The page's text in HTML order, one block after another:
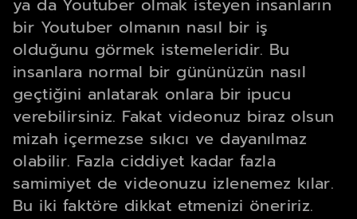
ya da Youtuber olmak isteyen insanların
bir Youtuber olmanın nasıl bir iş
olduğunu görmek istemeleridir. Bu
insanlara normal bir gününüzün nasıl
geçtiğini anlatarak onlara bir ipucu
verebilirsiniz. Fakat videonuz biraz olsun
mizah içermezse sıkıcı ve dayanılmaz
olabilir. Fazla ciddiyet kadar fazla
samimiyet de videonuzu izlenemez kılar.
Bu iki faktöre dikkat etmenizi öneririz.